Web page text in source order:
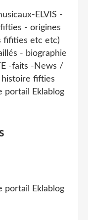
ELVIS -
- origines
fifities etc etc)
- biographie
-faits -News /
fifties
portail Eklablog
portail Eklablog